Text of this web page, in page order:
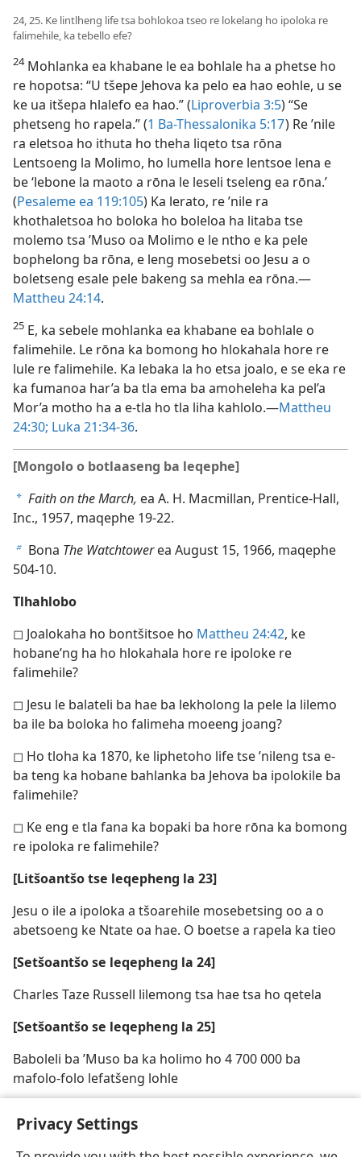
Privacy Settings
24, 25. Ke lintlheng life tsa bohlokoa tseo re lokelang ho ipoloka re
falimehile, ka tebello efe?
24Mohlanka ea khabane le ea bohlale ha a phetse ho
re hopotsa: “U tšepe Jehova ka pelo ea hao eohle, u se
ke ua itšepa hlalefo ea hao.” (Liproverbia 3:5) “Se
phetseng ho rapela.” (1 Ba-Thessalonika 5:17) Re ’nile
ra eletsoa ho ithuta ho theha liqeto tsa rōna
Lentsoeng la Molimo, ho lumella hore lentsoe lena e
be ‘lebone la maoto a rōna le leseli tseleng ea rōna.’
(Pesaleme ea 119:105) Ka lerato, re ’nile ra
khothaletsoa ho boloka ho boleloa ha litaba tse
molemo tsa ’Muso oa Molimo e le ntho e ka pele
bophelong ba rōna, e leng mosebetsi oo Jesu a o
boletseng esale pele bakeng sa mehla ea rōna.—
Mattheu 24:14.
25 E, ka sebele mohlanka ea khabane ea bohlale o
falimehile. Le rōna ka bomong ho hlokahala hore re
lule re falimehile. Ka lebaka la ho etsa joalo, e se eka re
ka fumanoa har’a ba tla ema ba amoheleha ka pel’a
Mor’a motho ha a e-tla ho tla liha kahlolo.—Mattheu
24:30; Luka 21:34-36.
[Mongolo o botlaaseng ba leqephe]
a Faith on the March, ea A. H. Macmillan, Prentice-Hall,
Inc., 1957, maqephe 19-22.
b Bona The Watchtowerea August 15, 1966, maqephe
504-10.
Tlhahlobo
◻ Joalokaha ho bontšitsoe ho Mattheu 24:42, ke
hobane’ng ha ho hlokahala hore re ipoloke re
falimehile?
◻ Jesu le balateli ba hae ba lekholong la pele la lilemo
ba ile ba boloka ho falimeha moeeng joang?
◻ Ho tloha ka 1870, ke liphetoho life tse ’nileng tsa e-
ba teng ka hobane bahlanka ba Jehova ba ipolokile ba
falimehile?
◻ Ke eng e tla fana ka bopaki ba hore rōna ka bomong
re ipoloka re falimehile?
[Litšoantšo tse leqepheng la 23]
Jesu o ile a ipoloka a tšoarehile mosebetsing oo a o
abetsoeng ke Ntate oa hae. O boetse a rapela ka tieo
[Setšoantšo se leqepheng la 24]
Charles Taze Russell lilemong tsa hae tsa ho qetela
[Setšoantšo se leqepheng la 25]
Baboleli ba ’Muso ba ka holimo ho 4 700 000 ba
mafolo-folo lefatšeng lohle